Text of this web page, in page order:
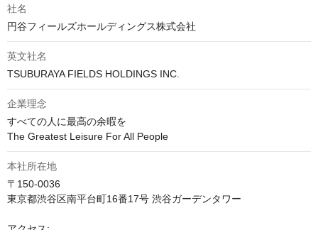
社名
円谷フィールズホールディングス株式会社
英文社名
TSUBURAYA FIELDS HOLDINGS INC.
企業理念
すべての人に最高の余暇を
The Greatest Leisure For All People
本社所在地
〒150-0036
東京都渋谷区南平台町16番17号 渋谷ガーデンタワー